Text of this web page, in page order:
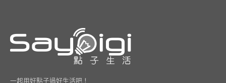
一起用好點子過好生活吧！